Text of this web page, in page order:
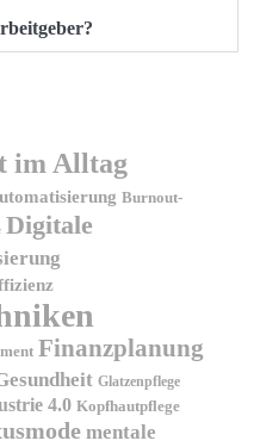
im Alltag
Burnout-
Digitale
Finanzplanung
Glatzenpflege
4.0 Kopfhautpflege
mentale